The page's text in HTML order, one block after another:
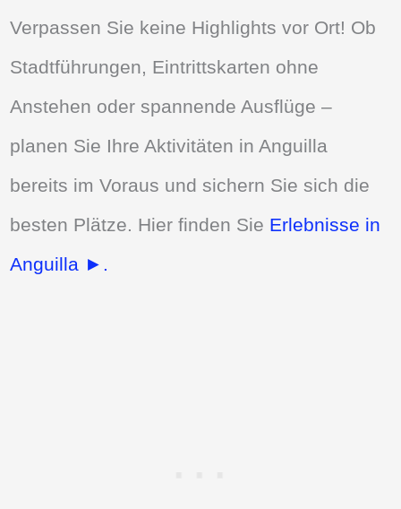
Verpassen Sie keine Highlights vor Ort! Ob
Stadtführungen, Eintrittskarten ohne
Anstehen oder spannende Ausflüge –
planen Sie Ihre Aktivitäten in Anguilla
bereits im Voraus und sichern Sie sich die
besten Plätze. Hier finden Sie Erlebnisse in
Anguilla ►.